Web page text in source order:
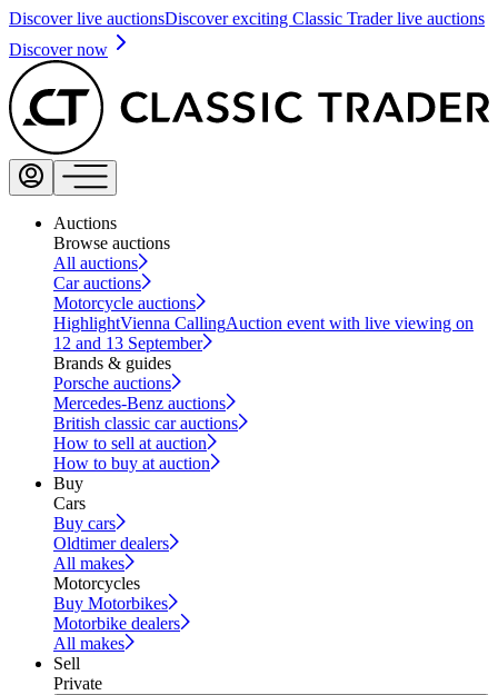
Discover live auctionsDiscover exciting Classic Trader live auctions
Discover now
Auctions
Browse auctions
All auctions
Car auctions
Motorcycle auctions
HighlightVienna CallingAuction event with live viewing on
12 and 13 September
Brands & guides
Porsche auctions
Mercedes-Benz auctions
British classic car auctions
How to sell at auction
How to buy at auction
Buy
Cars
Buy cars
Oldtimer dealers
All makes
Motorcycles
Buy Motorbikes
Motorbike dealers
All makes
Sell
Private